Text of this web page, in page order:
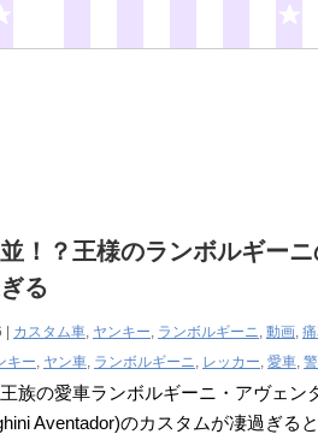
！？王様のランボルギー
る
カスタム車, ヤンキー, ランボルギーニ, 動画,
キー, ヤン車, ランボルギーニ, レッカー, 愛車,
族の愛車ランボルギーニ・アヴェン
Aventador)のカスタムが凄過ぎる